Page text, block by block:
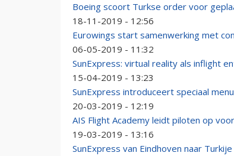
Boeing scoort Turkse order voor
18-11-2019 - 12:56
Eurowings start samenwerking met
06-05-2019 - 11:32
SunExpress: virtual reality als inflight
15-04-2019 - 13:23
SunExpress introduceert speciaal
20-03-2019 - 12:19
AIS Flight Academy leidt piloten op
19-03-2019 - 13:16
SunExpress van Eindhoven naar Turkije